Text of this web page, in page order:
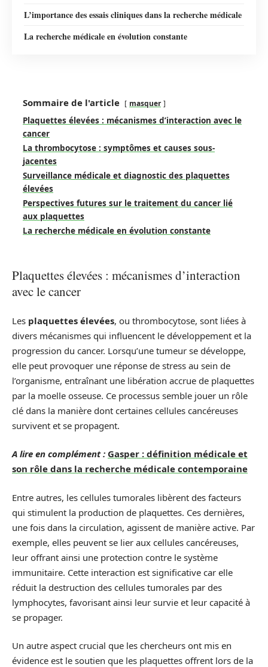
L’importance des essais cliniques dans la recherche médicale
La recherche médicale en évolution constante
Sommaire de l'article masquer
Plaquettes élevées : mécanismes d’interaction avec le
cancer
La thrombocytose : symptômes et causes sous-
jacentes
Surveillance médicale et diagnostic des plaquettes
élevées
Perspectives futures sur le traitement du cancer lié
aux plaquettes
La recherche médicale en évolution constante
Plaquettes élevées : mécanismes d’interaction
avec le cancer
Les plaquettes élevées, ou thrombocytose, sont liées à
divers mécanismes qui influencent le développement et la
progression du cancer. Lorsqu’une tumeur se développe,
elle peut provoquer une réponse de stress au sein de
l’organisme, entraînant une libération accrue de plaquettes
par la moelle osseuse. Ce processus semble jouer un rôle
clé dans la manière dont certaines cellules cancéreuses
survivent et se propagent.
A lire en complément : Gasper : définition médicale et
son rôle dans la recherche médicale contemporaine
Entre autres, les cellules tumorales libèrent des facteurs
qui stimulent la production de plaquettes. Ces dernières,
une fois dans la circulation, agissent de manière active. Par
exemple, elles peuvent se lier aux cellules cancéreuses,
leur offrant ainsi une protection contre le système
immunitaire. Cette interaction est significative car elle
réduit la destruction des cellules tumorales par des
lymphocytes, favorisant ainsi leur survie et leur capacité à
se propager.
Un autre aspect crucial que les chercheurs ont mis en
évidence est le soutien que les plaquettes offrent lors de la